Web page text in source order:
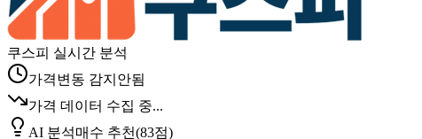
쿠스피 실시간 분석
가격변동 감지안됨
가격 데이터 수집 중...
AI 분석매수 추천(83점)